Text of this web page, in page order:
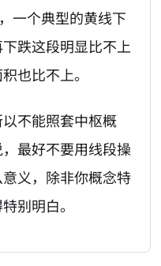
一个典型的黄线下
跌这段明显比不上
也比不上。
不能照套中枢概
最好不要用线段操
义，除非你概念特
别明白。